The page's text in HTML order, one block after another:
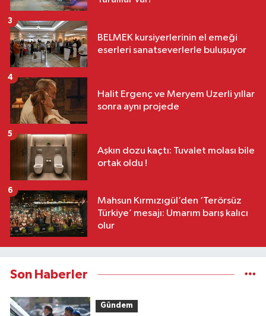
BELMEK kursiyerlerinin el emeği
eserleri sanatseverlerle buluşuyor
3
Halit Ergenç ve Meryem Uzerli yıllar
sonra aynı projede
4
Aşkın dozu kaçtı: Tuvalet molası bile
ortak oldu !
5
Mahsun Kırmızıgül’den ‘Terörsüz
Türkiye’ mesajı: Umarım barış kalıcı
olur
6
Son Haberler
Gündem